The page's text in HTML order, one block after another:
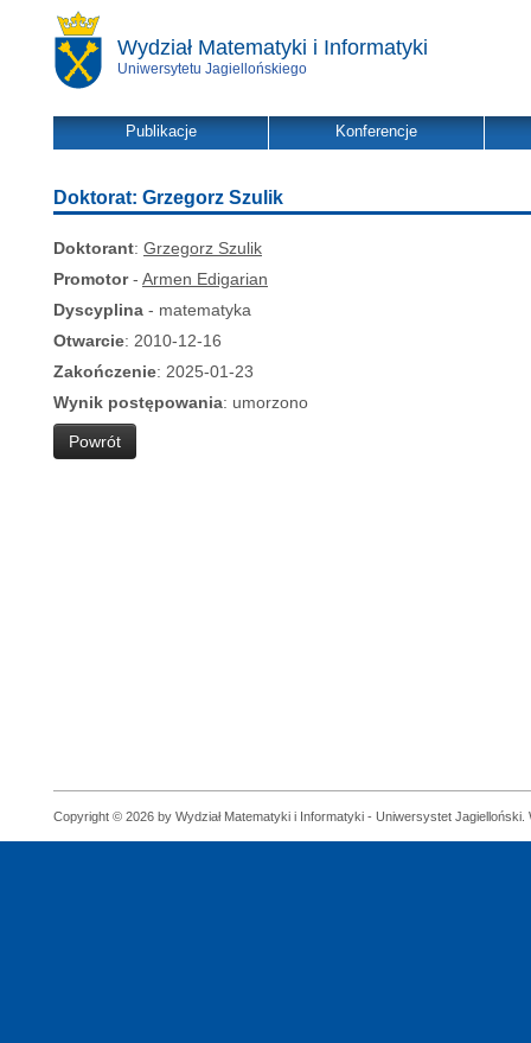
Wydział Matematyki i Informatyki
Uniwersytetu Jagiellońskiego
Publikacje Konferencje
Doktorat: Grzegorz Szulik
Doktorant: Grzegorz Szulik
Promotor- Armen Edigarian
Dyscyplina - matematyka
Otwarcie: 2010-12-16
Zakończenie: 2025-01-23
Wynik postępowania: umorzono
Powrót
Copyright © 2026 by Wydział Matematyki i Informatyki - Uniwersystet